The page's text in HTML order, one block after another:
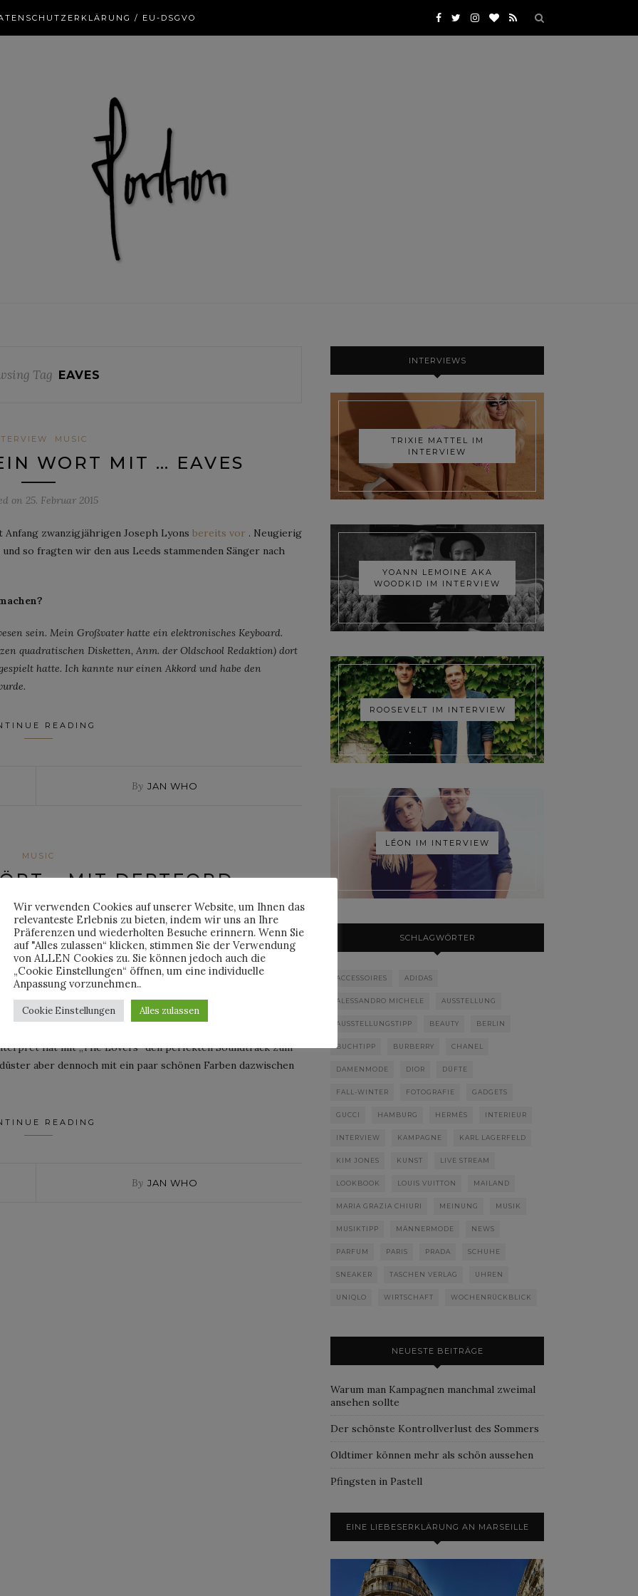
/ EU-DSGVO
Tag EAVES
MUSIC
WORT MIT … EAVES
on 25. Februar 2015
zwanzigjährigen Joseph Lyons bereits vor . Neugierig
so fragten wir den aus Leeds stammenden Sänger nach
sein. Mein Großvater hatte ein elektronisches Keyboard.
quadratischen Disketten, Anm. der Oldschool Redaktion) dort
hatte. Ich kannte nur einen Akkord und habe den
READING
By JAN WHO
MUSIC
– MIT DEPTFORD
TAHITI BOY &
FAMILY UND EAVES
on23. Oktober 2014
zum Herbst und das nicht nur wegen seines flauschigen
hat mit „The Lovers“ den perfekten Soundtrack zum
aber dennoch mit ein paar schönen Farben dazwischen
READING
By JAN WHO
INTERVIEWS
TRIXIE MATTEL IM
INTERVIEW
YOANN LEMOINE AKA
WOODKID IM INTERVIEW
ROOSEVELT IM INTERVIEW
LÉON IM INTERVIEW
SCHLAGWÖRTER
ACCESSOIRES ADIDAS
ALESSANDRO MICHELE AUSSTELLUNG
AUSSTELLUNGSTIPP BEAUTY BERLIN
BUCHTIPP BURBERRY CHANEL
DAMENMODE DIOR DÜFTE
FALL-WINTER FOTOGRAFIE GADGETS
GUCCI HAMBURG HERMÈS INTERIEUR
INTERVIEW KAMPAGNE KARL LAGERFELD
KIM JONES KUNST LIVE STREAM
LOOKBOOK LOUIS VUITTON MAILAND
MARIA GRAZIA CHIURI MEINUNG MUSIK
MUSIKTIPP MÄNNERMODE NEWS
PARFUM PARIS PRADA SCHUHE
SNEAKER TASCHEN VERLAG UHREN
UNIQLO WIRTSCHAFT WOCHENRÜCKBLICK
NEUESTE BEITRÄGE
Warum man Kampagnen manchmal zweimal
ansehen sollte
Der schönste Kontrollverlust des Sommers
Oldtimer können mehr als schön aussehen
Pfingsten in Pastell
EINE LIEBESERKLÄRUNG AN MARSEILLE
Wir verwenden Cookies auf unserer Website, um Ihnen das
relevanteste Erlebnis zu bieten, indem wir uns an Ihre
Präferenzen und wiederholten Besuche erinnern. Wenn Sie
auf "Alles zulassen“ klicken, stimmen Sie der Verwendung
von ALLEN Cookies zu. Sie können jedoch auch die
„Cookie Einstellungen“ öffnen, um eine individuelle
Anpassung vorzunehmen..
Cookie Einstellungen Alles zulassen